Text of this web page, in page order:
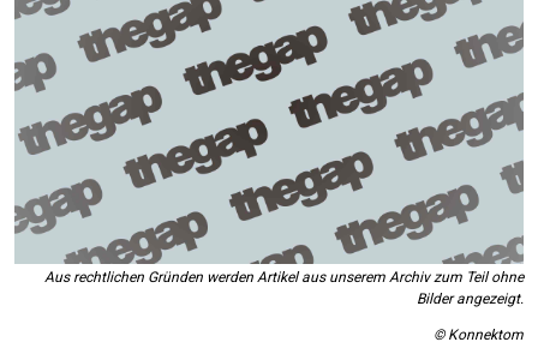
Aus rechtlichen Gründen werden Artikel aus unserem Archiv zum Teil ohne
Bilder angezeigt.
© Konnektom